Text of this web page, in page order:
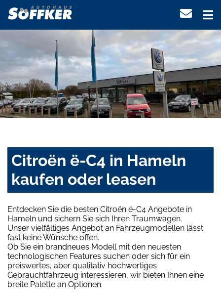
Citroën ë-C4 in Hameln
kaufen oder leasen
Entdecken Sie die besten Citroën ë-C4 Angebote in
Hameln und sichern Sie sich Ihren Traumwagen.
Unser vielfältiges Angebot an Fahrzeugmodellen lässt
fast keine Wünsche offen.
Ob Sie ein brandneues Modell mit den neuesten
technologischen Features suchen oder sich für ein
preiswertes, aber qualitativ hochwertiges
Gebrauchtfahrzeug interessieren, wir bieten Ihnen eine
breite Palette an Optionen.